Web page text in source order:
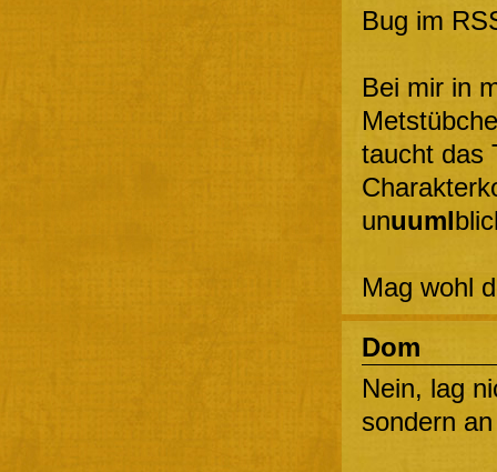
Bug im
Bei mir in
taucht das
unuuml
Mag wohl
Dom
Nein, lag
sondern